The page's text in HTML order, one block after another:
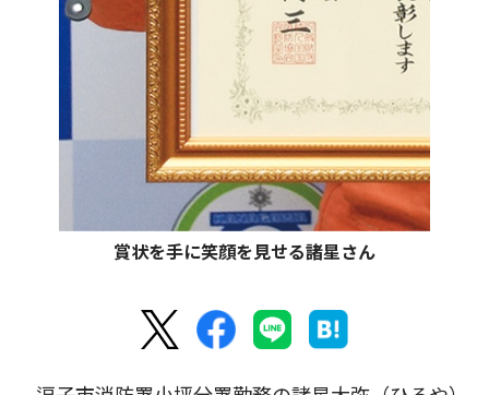
賞状を手に笑顔を見せる諸星さん